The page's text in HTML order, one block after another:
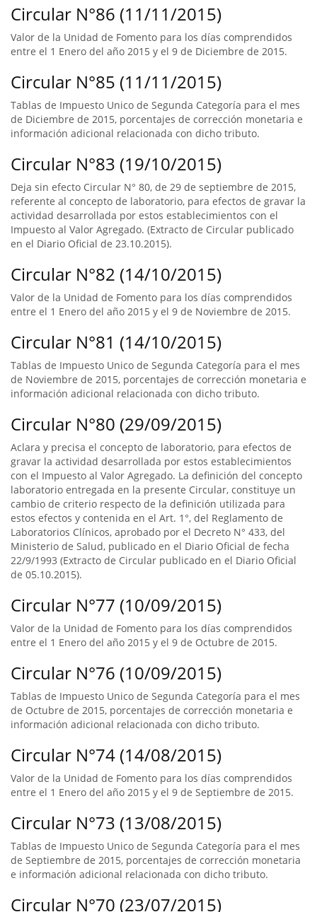
Circular N°86 (11/11/2015)
Valor de la Unidad de Fomento para los días comprendidos
entre el 1 Enero del año 2015 y el 9 de Diciembre de 2015.
Circular N°85 (11/11/2015)
Tablas de Impuesto Unico de Segunda Categoría para el mes
de Diciembre de 2015, porcentajes de corrección monetaria e
información adicional relacionada con dicho tributo.
Circular N°83 (19/10/2015)
Deja sin efecto Circular N° 80, de 29 de septiembre de 2015,
referente al concepto de laboratorio, para efectos de gravar la
actividad desarrollada por estos establecimientos con el
Impuesto al Valor Agregado. (Extracto de Circular publicado
en el Diario Oficial de 23.10.2015).
Circular N°82 (14/10/2015)
Valor de la Unidad de Fomento para los días comprendidos
entre el 1 Enero del año 2015 y el 9 de Noviembre de 2015.
Circular N°81 (14/10/2015)
Tablas de Impuesto Unico de Segunda Categoría para el mes
de Noviembre de 2015, porcentajes de corrección monetaria e
información adicional relacionada con dicho tributo.
Circular N°80 (29/09/2015)
Aclara y precisa el concepto de laboratorio, para efectos de
gravar la actividad desarrollada por estos establecimientos
con el Impuesto al Valor Agregado. La definición del concepto
laboratorio entregada en la presente Circular, constituye un
cambio de criterio respecto de la definición utilizada para
estos efectos y contenida en el Art. 1°, del Reglamento de
Laboratorios Clínicos, aprobado por el Decreto N° 433, del
Ministerio de Salud, publicado en el Diario Oficial de fecha
22/9/1993 (Extracto de Circular publicado en el Diario Oficial
de 05.10.2015).
Circular N°77 (10/09/2015)
Valor de la Unidad de Fomento para los días comprendidos
entre el 1 Enero del año 2015 y el 9 de Octubre de 2015.
Circular N°76 (10/09/2015)
Tablas de Impuesto Unico de Segunda Categoría para el mes
de Octubre de 2015, porcentajes de corrección monetaria e
información adicional relacionada con dicho tributo.
Circular N°74 (14/08/2015)
Valor de la Unidad de Fomento para los días comprendidos
entre el 1 Enero del año 2015 y el 9 de Septiembre de 2015.
Circular N°73 (13/08/2015)
Tablas de Impuesto Unico de Segunda Categoría para el mes
de Septiembre de 2015, porcentajes de corrección monetaria
e información adicional relacionada con dicho tributo.
Circular N°70 (23/07/2015)